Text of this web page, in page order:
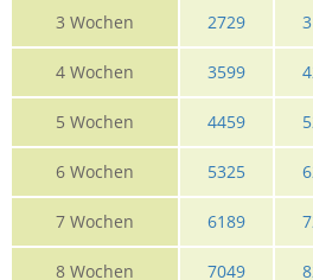
3 Wochen
2729
4 Wochen
3599
5 Wochen
4459
6 Wochen
5325
7 Wochen
6189
8 Wochen
7049